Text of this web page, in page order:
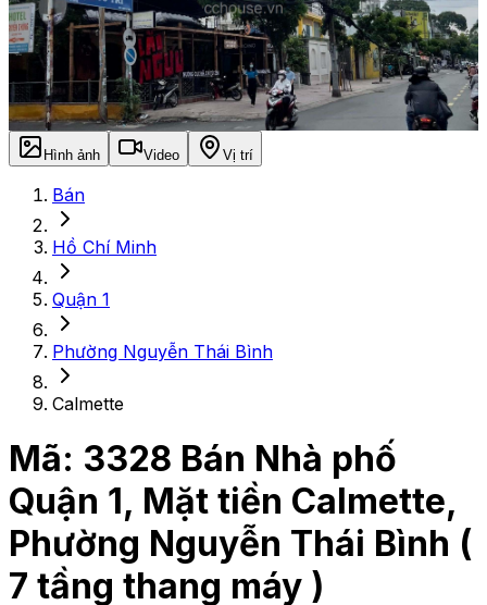
Hình ảnh Video Vị trí
Bán
Hồ Chí Minh
Quận 1
Phường Nguyễn Thái Bình
Calmette
Mã: 3328 Bán Nhà phố
Quận 1, Mặt tiền Calmette,
Phường Nguyễn Thái Bình (
7 tầng thang máy )